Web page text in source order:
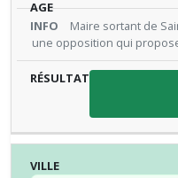
Maire sortant de
une opposition qui